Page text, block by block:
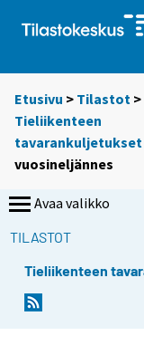
Etusivu > Tilastot >
Tieliikenteen
tavarankuljetukset
vuosineljännes
Avaa valikko
TILASTOT
Tieliikenteen